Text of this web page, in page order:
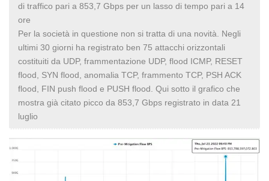
di traffico pari a 853,7 Gbps per un lasso di tempo pari a 14
ore
Per la società in questione non si tratta di una novità. Negli
ultimi 30 giorni ha registrato ben 75 attacchi orizzontali
costituiti da UDP, frammentazione UDP, flood ICMP, RESET
flood, SYN flood, anomalia TCP, frammento TCP, PSH ACK
flood, FIN push flood e PUSH flood. Qui sotto il grafico che
mostra già citato picco da 853,7 Gbps registrato in data 21
luglio